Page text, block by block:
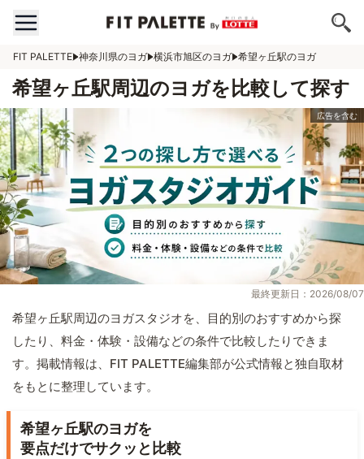
FIT PALETTE 神奈川県のヨガ 横浜市旭区のヨガ 希望ヶ丘駅のヨガ
希望ヶ丘駅周辺のヨガを比較して探す
最終更新日：2026/08/07
希望ヶ丘駅周辺のヨガスタジオを、目的別のおすすめから探
したり、料金・体験・設備などの条件で比較したりできま
す。掲載情報は、FIT PALETTE編集部が公式情報と独自取材
をもとに整理しています。
希望ヶ丘駅のヨガを
要点だけでサクッと比較